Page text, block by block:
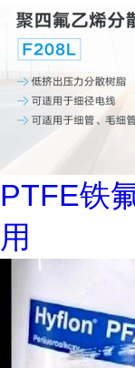
PTFE铁
用